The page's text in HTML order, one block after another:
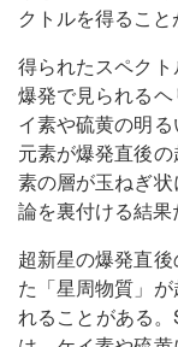
クトルを得ること
得られたスペク
爆発で見られる
イ素や硫黄の明
元素が爆発直後
素の層が玉ねぎ
論を裏付ける結果
超新星の爆発直
た「星周物質」
れることがある